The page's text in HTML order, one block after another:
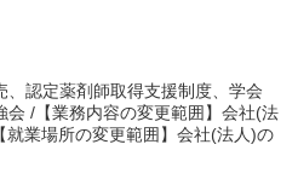
、認定薬剤師取得支援制度、学会
会 /【業務内容の変更範囲】会社(法
就業場所の変更範囲】会社(法人)の